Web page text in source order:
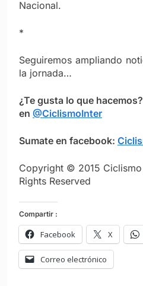
Nacional.
*
Seguiremos ampliando
la jornada…
¿Te gusta lo que
en @CiclismoInter
Sumate en facebook:
Copyright © 2015
Rights Reserved
Compartir :
Facebook X
Correo electrónico